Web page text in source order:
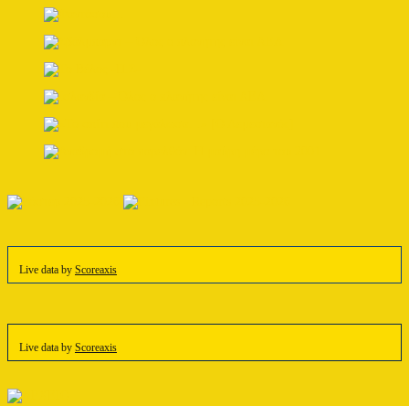
Live data by Scoreaxis
Live data by Scoreaxis